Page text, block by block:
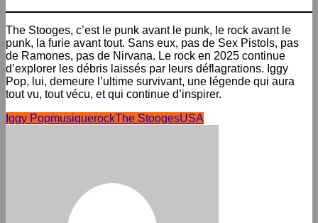
The Stooges, c’est le punk avant le punk, le rock avant le
punk, la furie avant tout. Sans eux, pas de Sex Pistols, pas
de Ramones, pas de Nirvana. Le rock en 2025 continue
d’explorer les débris laissés par leurs déflagrations. Iggy
Pop, lui, demeure l’ultime survivant, une légende qui aura
tout vu, tout vécu, et qui continue d’inspirer.
Iggy PopmusiquerockThe StoogesUSA